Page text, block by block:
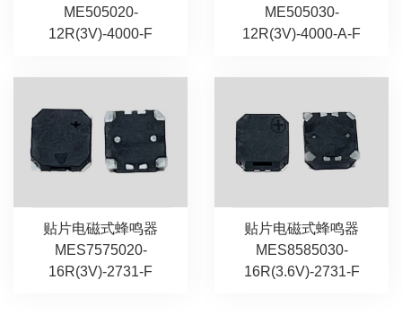
ME505020-
12R(3V)-4000-F
ME505030-
12R(3V)-4000-A-F
贴片电磁式蜂鸣器
MES7575020-
16R(3V)-2731-F
贴片电磁式蜂鸣器
MES8585030-
16R(3.6V)-2731-F